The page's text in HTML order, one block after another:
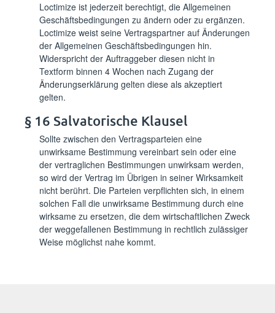
Loctimize ist jederzeit berechtigt, die Allgemeinen
Geschäftsbedingungen zu ändern oder zu ergänzen.
Loctimize weist seine Vertragspartner auf Änderungen
der Allgemeinen Geschäftsbedingungen hin.
Widerspricht der Auftraggeber diesen nicht in
Textform binnen 4 Wochen nach Zugang der
Änderungserklärung gelten diese als akzeptiert
gelten.
§ 16 Salvatorische Klausel
Sollte zwischen den Vertragsparteien eine
unwirksame Bestimmung vereinbart sein oder eine
der vertraglichen Bestimmungen unwirksam werden,
so wird der Vertrag im Übrigen in seiner Wirksamkeit
nicht berührt. Die Parteien verpflichten sich, in einem
solchen Fall die unwirksame Bestimmung durch eine
wirksame zu ersetzen, die dem wirtschaftlichen Zweck
der weggefallenen Bestimmung in rechtlich zulässiger
Weise möglichst nahe kommt.